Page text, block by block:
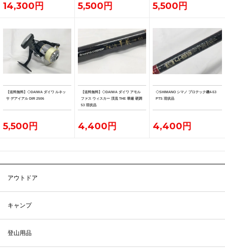
14,300円 5,500円 5,500円
【送料無料】◇DAIWA ダイワ ルネッ
サ デアイアル DIR 2506
5,500円
【送料無料】◇DAIWA ダイワ アモル
ファス ウィスカー 渓流 THE 華厳 硬調
53 現状品
4,400円
◇SHIMANO シマノ プロテック磯4-53
PTS 現状品
4,400円
アウトドア
キャンプ
登山用品